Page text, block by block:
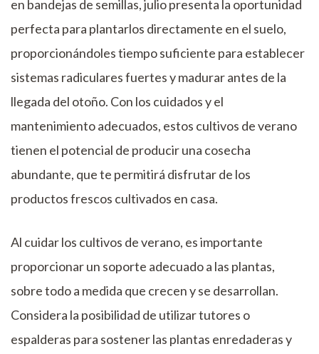
en bandejas de semillas, julio presenta la oportunidad
perfecta para plantarlos directamente en el suelo,
proporcionándoles tiempo suficiente para establecer
sistemas radiculares fuertes y madurar antes de la
llegada del otoño. Con los cuidados y el
mantenimiento adecuados, estos cultivos de verano
tienen el potencial de producir una cosecha
abundante, que te permitirá disfrutar de los
productos frescos cultivados en casa.
Al cuidar los cultivos de verano, es importante
proporcionar un soporte adecuado a las plantas,
sobre todo a medida que crecen y se desarrollan.
Considera la posibilidad de utilizar tutores o
espalderas para sostener las plantas enredaderas y